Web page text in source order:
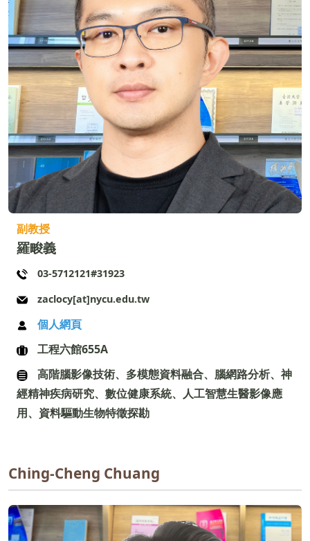
副教授
羅畯義
03-5712121#31923
zaclocy[at]nycu.edu.tw
個人網頁
工程六館655A
高階腦影像技術、多模態資料融合、腦網路分析、神
經精神疾病研究、數位健康系統、人工智慧生醫影像應
用、資料驅動生物特徵探勘
Ching-Cheng Chuang